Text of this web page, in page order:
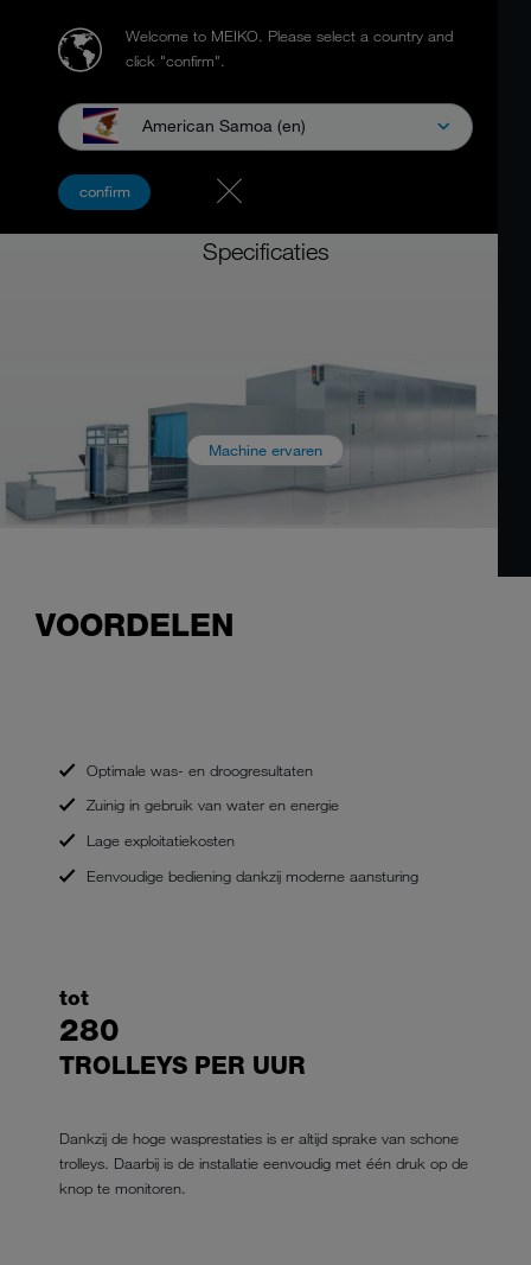
Welcome to MEIKO. Please select a country and
click "confirm".
American Samoa (en)
confirm
Trolleywasinstallaties
MEIKO BA 251-C / MEIKO BA 252-C
Specificaties
Machine ervaren
VOORDELEN
Optimale was- en droogresultaten
Zuinig in gebruik van water en energie
Lage exploitatiekosten
Eenvoudige bediening dankzij moderne aansturing
tot
280
TROLLEYS PER UUR
Dankzij de hoge wasprestaties is er altijd sprake van schone
trolleys. Daarbij is de installatie eenvoudig met één druk op de
knop te monitoren.